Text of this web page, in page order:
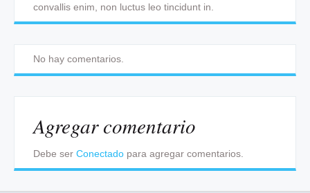
convallis enim, non luctus leo tincidunt in.
No hay comentarios.
Agregar comentario
Debe ser Conectado para agregar comentarios.